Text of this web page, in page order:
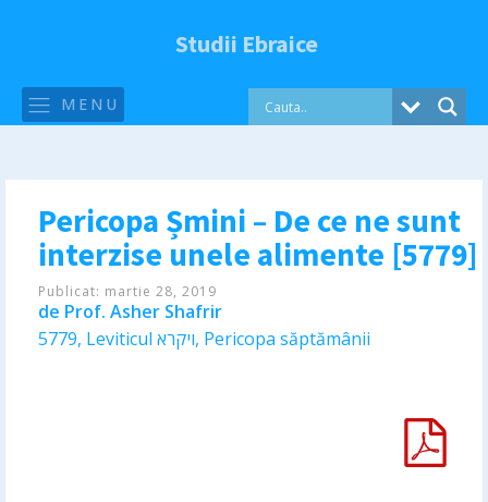
Studii Ebraice
MENU
Pericopa Șmini – De ce ne sunt
interzise unele alimente [5779]
Publicat: martie 28, 2019
de Prof. Asher Shafrir
5779, Leviticul ויקרא, Pericopa săptămânii